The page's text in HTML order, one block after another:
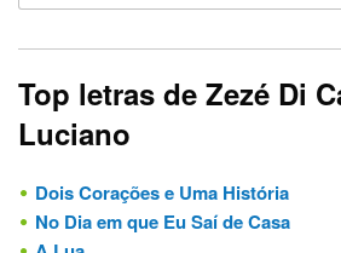
Top letras de Zezé Di
Luciano
Dois Corações e Uma História
No Dia em que Eu Saí de Casa